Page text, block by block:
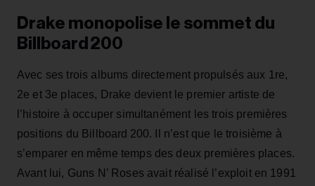
Drake monopolise le sommet du
Billboard 200
Avec ses trois albums directement propulsés aux 1re,
2e et 3e places, Drake devient le premier artiste de
l’histoire à occuper simultanément les trois premières
positions du Billboard 200. Il n’est que le troisième à
s’emparer en même temps des deux premières places.
Avant lui, Guns N’ Roses avait réalisé l’exploit en 1991